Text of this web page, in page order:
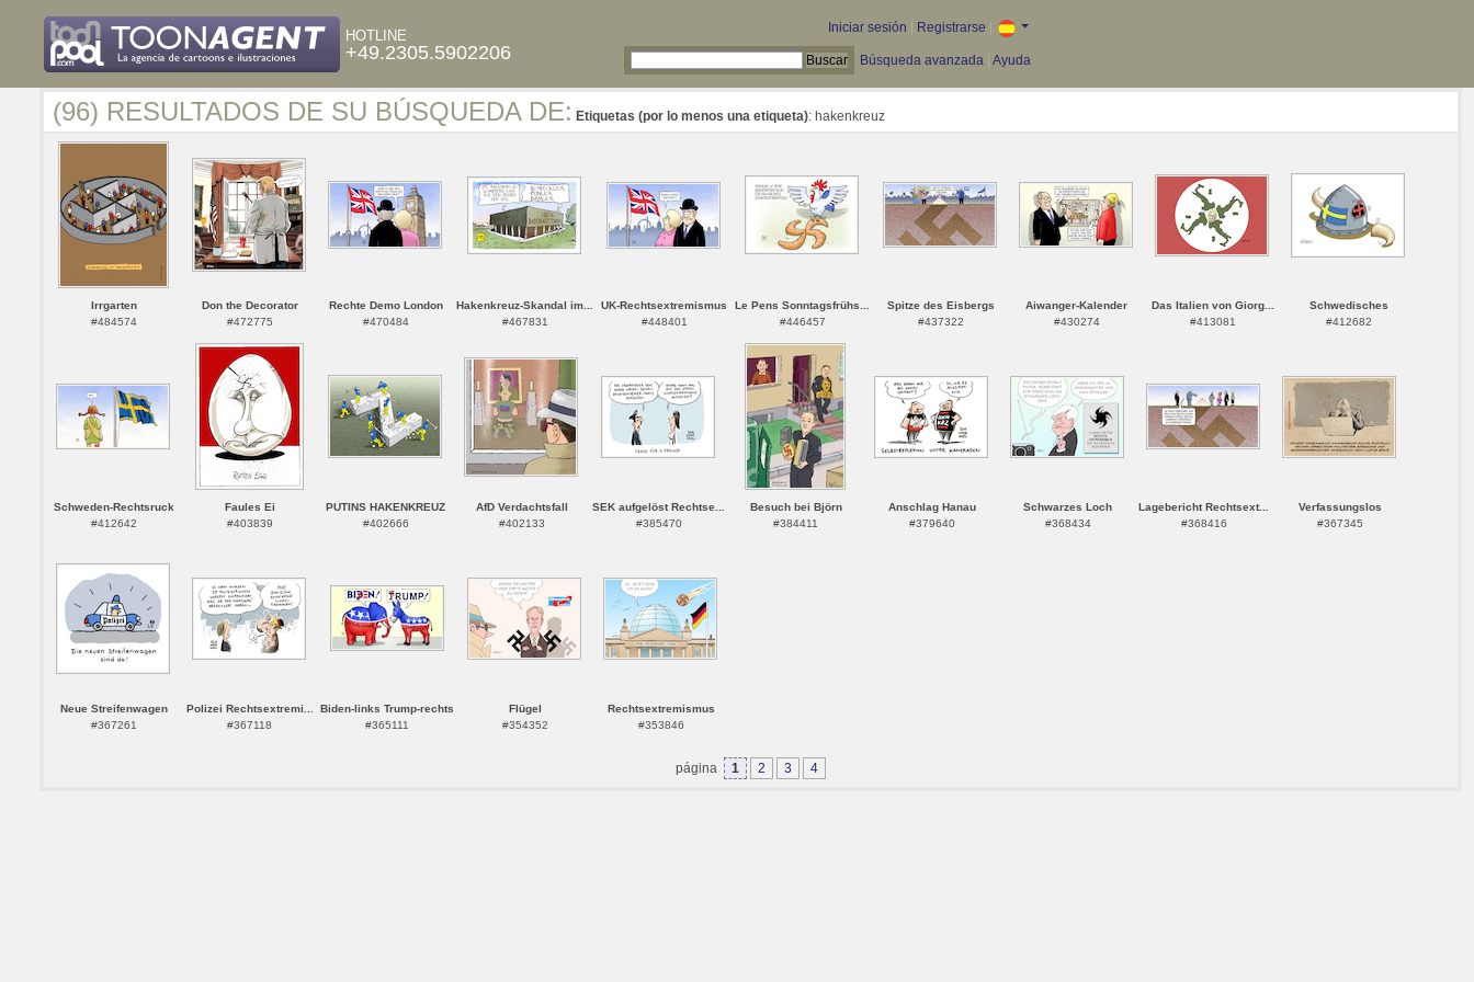
HOTLINE
+49.2305.5902206
Iniciar sesión Registrarse
Búsqueda avanzada Ayuda
(96) RESULTADOS DE SU BÚSQUEDA DE: Etiquetas (por lo menos una etiqueta): hakenkreuz
Irrgarten
#484574
Don the Decorator
#472775
Rechte Demo London
#470484
Hakenkreuz-Skandal im...
#467831
UK-Rechtsextremismus
#448401
Le Pens Sonntagsfrühs...
#446457
Spitze des Eisbergs
#437322
Aiwanger-Kalender
#430274
Das Italien von Giorg...
#413081
Schwedisches
#412682
Schweden-Rechtsruck
#412642
Faules Ei
#403839
PUTINS HAKENKREUZ
#402666
AfD Verdachtsfall
#402133
SEK aufgelöst Rechtse...
#385470
Besuch bei Björn
#384411
Anschlag Hanau
#379640
Schwarzes Loch
#368434
Lagebericht Rechtsext...
#368416
Verfassungslos
#367345
Neue Streifenwagen
#367261
Polizei Rechtsextremi...
#367118
Biden-links Trump-rechts
#365111
Flügel
#354352
Rechtsextremismus
#353846
página 1 2 3 4